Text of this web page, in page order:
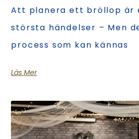
Att planera ett bröllop är
största händelser – Men
process som kan kännas
Läs Mer